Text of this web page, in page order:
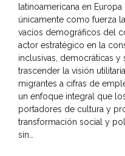
latinoamericana en
únicamente como fuerza
vacíos demográficos del
actor estratégico en la
inclusivas, democráticas y
trascender la visión
migrantes a cifras de
un enfoque integral que
portadores de cultura y
transformación social y
sin…